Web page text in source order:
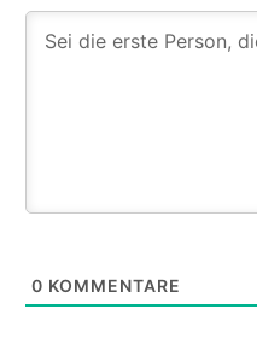
0 KOMMENTARE